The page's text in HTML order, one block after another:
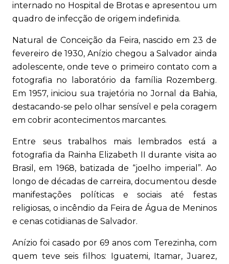
internado no Hospital de Brotas e apresentou um
quadro de infecção de origem indefinida.
Natural de Conceição da Feira, nascido em 23 de
fevereiro de 1930, Anízio chegou a Salvador ainda
adolescente, onde teve o primeiro contato com a
fotografia no laboratório da família Rozemberg.
Em 1957, iniciou sua trajetória no Jornal da Bahia,
destacando-se pelo olhar sensível e pela coragem
em cobrir acontecimentos marcantes.
Entre seus trabalhos mais lembrados está a
fotografia da Rainha Elizabeth II durante visita ao
Brasil, em 1968, batizada de “joelho imperial”. Ao
longo de décadas de carreira, documentou desde
manifestações políticas e sociais até festas
religiosas, o incêndio da Feira de Água de Meninos
e cenas cotidianas de Salvador.
Anízio foi casado por 69 anos com Terezinha, com
quem teve seis filhos: Iguatemi, Itamar, Juarez,